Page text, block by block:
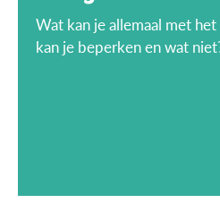
Wat kan je allemaal met
kan je beperken en wat